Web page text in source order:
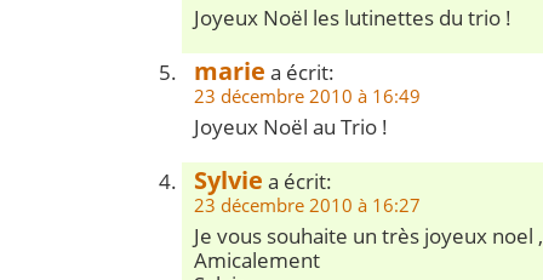
Joyeux Noël les lutinettes du trio !
marie a écrit:
23 décembre 2010 à 16:49
Joyeux Noël au Trio !
Sylvie a écrit:
23 décembre 2010 à 16:27
Je vous souhaite un très joyeux noel ,
Amicalement